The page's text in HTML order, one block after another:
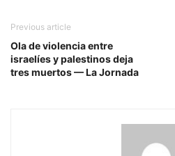
Previous article
Ola de violencia entre
israelíes y palestinos deja
tres muertos — La Jornada